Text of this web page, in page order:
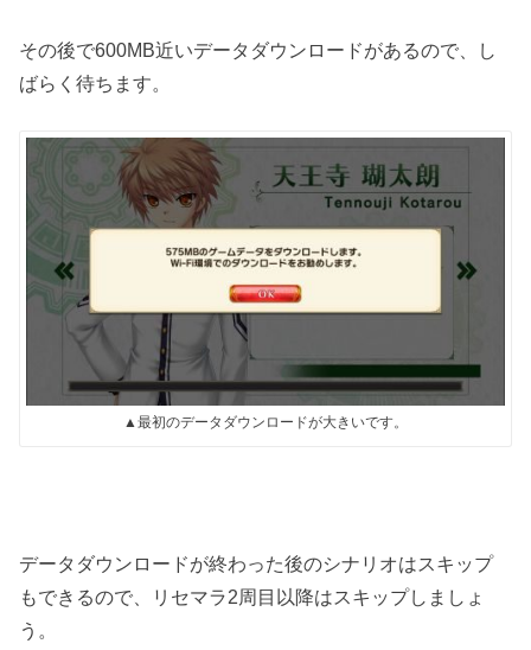
その後で600MB近いデータダウンロードがあるので、し
ばらく待ちます。
▲最初のデータダウンロードが大きいです。
データダウンロードが終わった後のシナリオはスキップ
もできるので、リセマラ2周目以降はスキップしましょ
う。